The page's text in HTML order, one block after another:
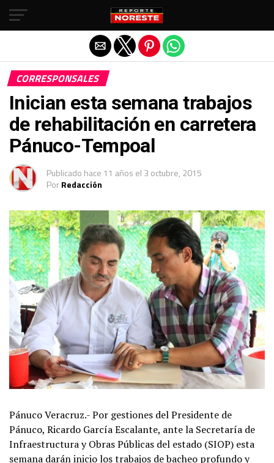
CORRESPONSALES
Inician esta semana trabajos
de rehabilitación en carretera
Pánuco-Tempoal
Publicado hace 11 años el 3 octubre, 2015
PorRedacción
Pánuco Veracruz.- Por gestiones del Presidente de
Pánuco, Ricardo García Escalante, ante la Secretaría de
Infraestructura y Obras Públicas del estado (SIOP) esta
semana darán inicio los trabajos de bacheo profundo y
Salir de la versión móvil